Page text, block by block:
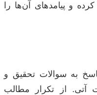
و پیامدهای آن‌ها را
به سوالات تحقیق و
آتی. از تکرار مطالب